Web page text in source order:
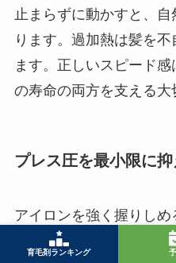
育毛剤ランキング
止まらずに動かすと、
ります。過加熱は髪を
ます。正しいスピード
の寿命の両方を支える大
プレス圧を最小限に
アイロンを強く握りし
し潰してしまいます。